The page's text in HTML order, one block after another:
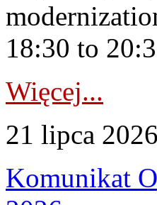
18:30 to
Więcej...
21 lipca
Komunikat